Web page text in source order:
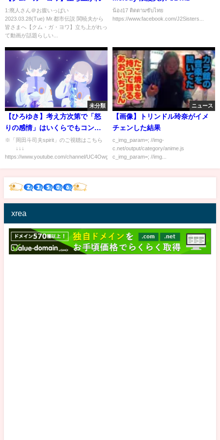
1:廃人さん＠お腹いっぱい
2023.03.28(Tue) Mr.都市伝説 関暁夫から
皆さまへ【クム・ガ・ヨワ】立ち上がれっ
て動画が話題らしい...
น้อง17 ติดตามซับไทย
https://www.facebook.com/J2Sisters...
未分類
【ひろゆき】考え方次第で「怒
りの感情」はいくらでもコント
ロール出来る！短気な人はただ
単に怒っても大丈夫な弱者相手
に怒っているだけ！人は無意識
ていた【切り抜き】
※「岡田斗司夫spirit」のご視聴はこちら
↓↓↓
https://www.youtube.com/channel/UC4OwgX1...
ニュース
【画像】トリンドル玲奈がイメ
チェンした結果
c_img_param=; //img-
c.net/output/category/anime.js
c_img_param=; //img...
xrea